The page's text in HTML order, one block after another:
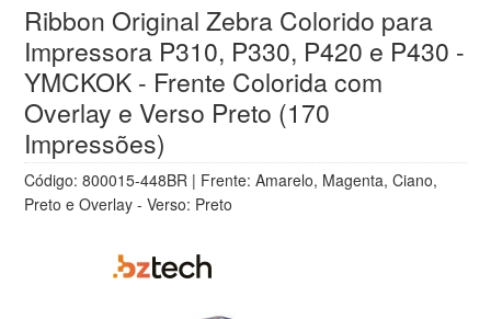
Ribbon Original Zebra Colorido para
Impressora P310, P330, P420 e P430 -
YMCKOK - Frente Colorida com
Overlay e Verso Preto (170
Impressões)
Código: 800015-448BR | Frente: Amarelo, Magenta, Ciano,
Preto e Overlay - Verso: Preto